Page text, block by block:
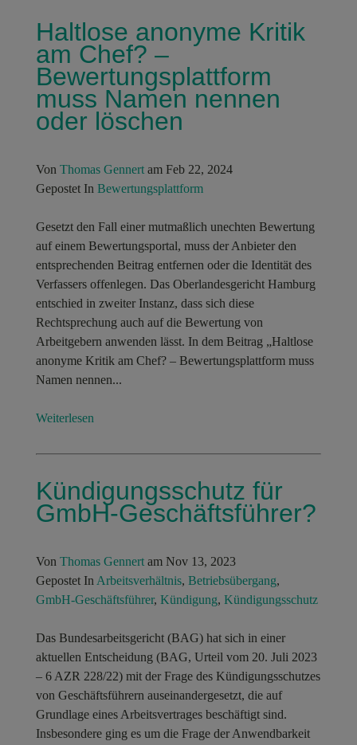
Haltlose anonyme Kritik
am Chef? –
Bewertungsplattform
muss Namen nennen
oder löschen
Von Thomas Gennertam Feb 22, 2024
Gepostet In Bewertungsplattform
Gesetzt den Fall einer mutmaßlich unechten Bewertung
auf einem Bewertungsportal, muss der Anbieter den
entsprechenden Beitrag entfernen oder die Identität des
Verfassers offenlegen. Das Oberlandesgericht Hamburg
entschied in zweiter Instanz, dass sich diese
Rechtsprechung auch auf die Bewertung von
Arbeitgebern anwenden lässt. In dem Beitrag „Haltlose
anonyme Kritik am Chef? – Bewertungsplattform muss
Namen nennen...
Weiterlesen
Kündigungsschutz für
GmbH-Geschäftsführer?
Von Thomas Gennertam Nov 13, 2023
Gepostet In Arbeitsverhältnis, Betriebsübergang,
GmbH-Geschäftsführer, Kündigung, Kündigungsschutz
Das Bundesarbeitsgericht (BAG) hat sich in einer
aktuellen Entscheidung (BAG, Urteil vom 20. Juli 2023
– 6 AZR 228/22) mit der Frage des Kündigungsschutzes
von Geschäftsführern auseinandergesetzt, die auf
Grundlage eines Arbeitsvertrages beschäftigt sind.
Insbesondere ging es um die Frage der Anwendbarkeit